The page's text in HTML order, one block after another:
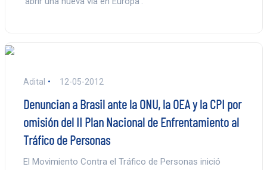
Adital 12-05-2012
Denuncian a Brasil ante la ONU, la OEA y la CPI por
omisión del II Plan Nacional de Enfrentamiento al
Tráfico de Personas
El Movimiento Contra el Tráfico de Personas inició